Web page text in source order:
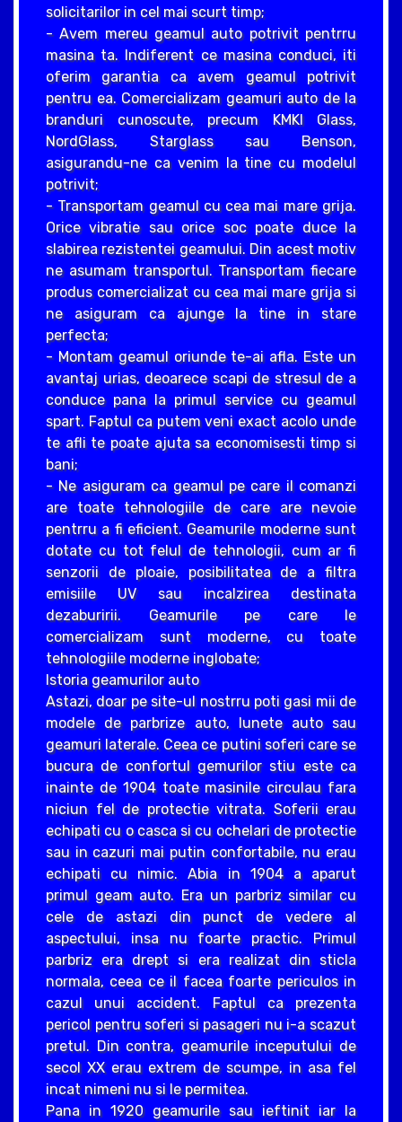
solicitarilor in cel mai scurt timp;
- Avem mereu geamul auto potrivit pentrru
masina ta. Indiferent ce masina conduci, iti
oferim garantia ca avem geamul potrivit
pentru ea. Comercializam geamuri auto de la
branduri cunoscute, precum KMKI Glass,
NordGlass, Starglass sau Benson,
asigurandu-ne ca venim la tine cu modelul
potrivit;
- Transportam geamul cu cea mai mare grija.
Orice vibratie sau orice soc poate duce la
slabirea rezistentei geamului. Din acest motiv
ne asumam transportul. Transportam fiecare
produs comercializat cu cea mai mare grija si
ne asiguram ca ajunge la tine in stare
perfecta;
- Montam geamul oriunde te-ai afla. Este un
avantaj urias, deoarece scapi de stresul de a
conduce pana la primul service cu geamul
spart. Faptul ca putem veni exact acolo unde
te afli te poate ajuta sa economisesti timp si
bani;
- Ne asiguram ca geamul pe care il comanzi
are toate tehnologiile de care are nevoie
pentrru a fi eficient. Geamurile moderne sunt
dotate cu tot felul de tehnologii, cum ar fi
senzorii de ploaie, posibilitatea de a filtra
emisiile UV sau incalzirea destinata
dezaburirii. Geamurile pe care le
comercializam sunt moderne, cu toate
tehnologiile moderne inglobate;
Istoria geamurilor auto
Astazi, doar pe site-ul nostrru poti gasi mii de
modele de parbrize auto, lunete auto sau
geamuri laterale. Ceea ce putini soferi care se
bucura de confortul gemurilor stiu este ca
inainte de 1904 toate masinile circulau fara
niciun fel de protectie vitrata. Soferii erau
echipati cu o casca si cu ochelari de protectie
sau in cazuri mai putin confortabile, nu erau
echipati cu nimic. Abia in 1904 a aparut
primul geam auto. Era un parbriz similar cu
cele de astazi din punct de vedere al
aspectului, insa nu foarte practic. Primul
parbriz era drept si era realizat din sticla
normala, ceea ce il facea foarte periculos in
cazul unui accident. Faptul ca prezenta
pericol pentru soferi si pasageri nu i-a scazut
pretul. Din contra, geamurile inceputului de
secol XX erau extrem de scumpe, in asa fel
incat nimeni nu si le permitea.
Pana in 1920 geamurile sau ieftinit iar la